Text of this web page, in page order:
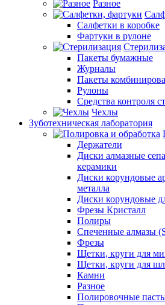
Разное
Салфетки в коробке
Фартуки в рулоне
Пакеты бумажные
Журналы
Пакеты
Рулоны
Средства контроля
Чехлы
Зуботехническая лаборатория
Держатели
Диски алмазные
керамики
Диски корундовые
металла
Диски корундовые
Фрезы Кристалл
Полиры
Спеченные алмазы
Фрезы
Щетки, круги для
Щетки, круги для
Камни
Разное
Полировочные